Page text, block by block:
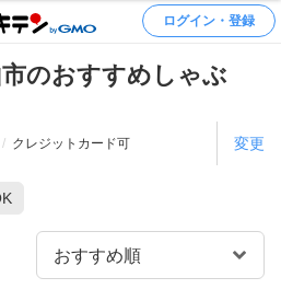
ログイン・登録
市のおすすめしゃぶ
クレジットカード可 変更